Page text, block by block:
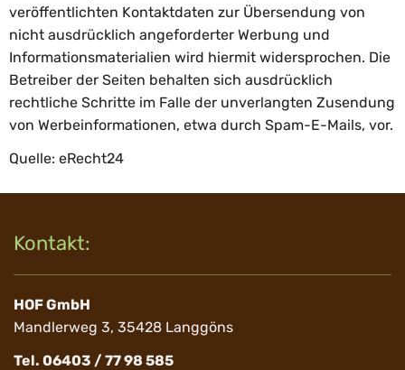
veröffentlichten Kontaktdaten zur Übersendung von
nicht ausdrücklich angeforderter Werbung und
Informationsmaterialien wird hiermit widersprochen. Die
Betreiber der Seiten behalten sich ausdrücklich
rechtliche Schritte im Falle der unverlangten Zusendung
von Werbeinformationen, etwa durch Spam-E-Mails, vor.
Quelle: eRecht24
Kontakt:
HOF GmbH
Mandlerweg 3, 35428 Langgöns
Tel. 06403 / 77 98 585